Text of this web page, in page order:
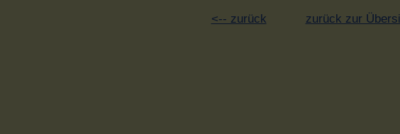
<-- zurück zurück zur